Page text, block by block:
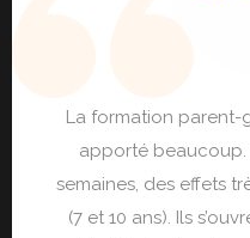
La formation parent-
apporté beaucoup.
semaines, des effets
(7 et 10 ans). Ils